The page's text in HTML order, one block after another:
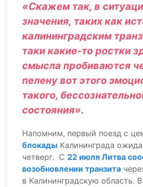
«Скажем так, в
значения, таких как
калининградским
таки какие-то ростки
смысла пробиваются
пелену вот этого
такого,
состояния».
Напомним, первый поезд с
блокады Калининграда
четверг. С 22 июля Литва
возобновлении транзита
в Калининградскую область. В